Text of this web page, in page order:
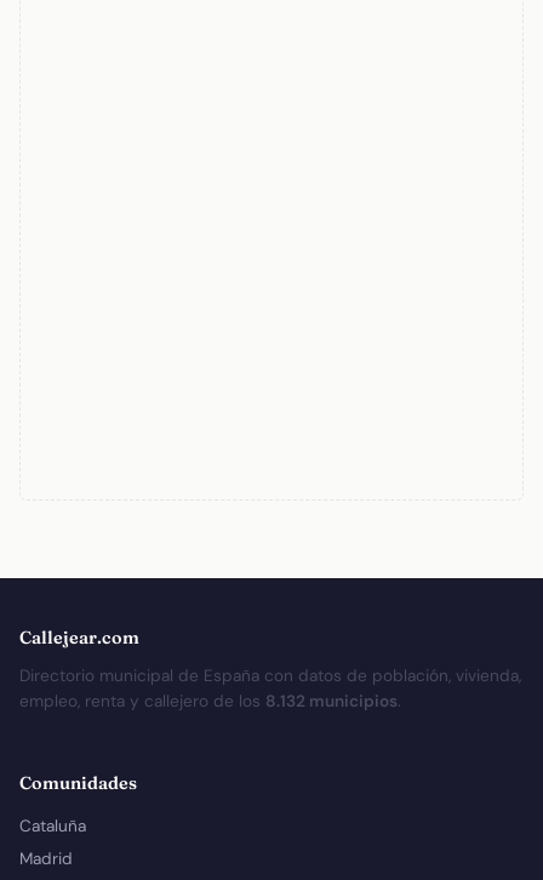
Callejear.com
Directorio municipal de España con datos de población, vivienda,
empleo, renta y callejero de los 8.132 municipios.
Comunidades
Cataluña
Madrid